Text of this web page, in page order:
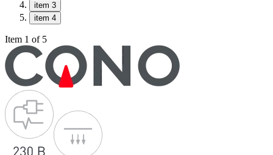
item 3
item 4
Item 1 of 5